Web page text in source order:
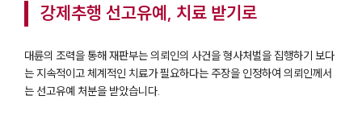
강제추행 선고유예, 치료 받기로
대륜의 조력을 통해 재판부는 의뢰인의 사건을 형사처벌을 집행하기 보다
는 지속적이고 체계적인 치료가 필요하다는 주장을 인정하여 의뢰인께서
는 선고유예 처분을 받았습니다.